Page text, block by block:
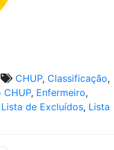
CHUP, Classificação,
CHUP, Enfermeiro,
Lista de Excluídos, Lista